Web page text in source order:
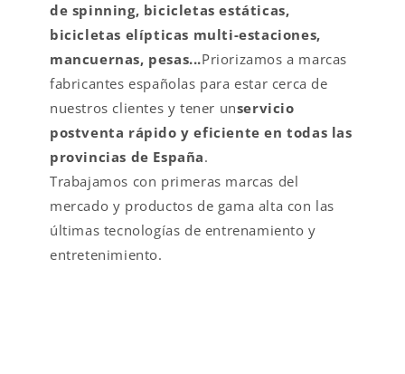
de spinning, bicicletas estáticas,
bicicletas elípticas multi-estaciones,
mancuernas, pesas...Priorizamos a marcas
fabricantes españolas para estar cerca de
nuestros clientes y tener unservicio
postventa rápido y eficiente en todas las
provincias de España.
Trabajamos con primeras marcas del
mercado y productos de gama alta con las
últimas tecnologías de entrenamiento y
entretenimiento.